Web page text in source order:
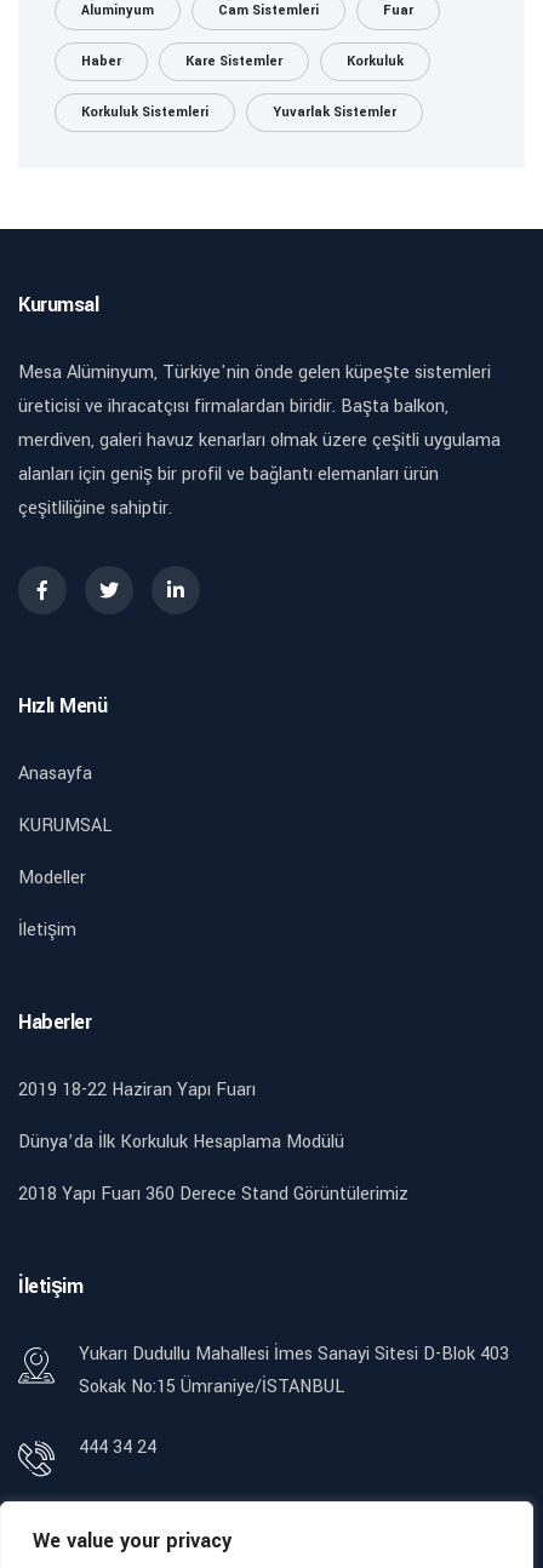
We value your privacy
Aluminyum Cam Sistemleri Fuar
Haber Kare Sistemler Korkuluk
Korkuluk Sistemleri Yuvarlak Sistemler
Kurumsal
Mesa Alüminyum, Türkiye'nin önde gelen küpeşte sistemleri
üreticisi ve ihracatçısı firmalardan biridir. Başta balkon,
merdiven, galeri havuz kenarları olmak üzere çeşitli uygulama
alanları için geniş bir profil ve bağlantı elemanları ürün
çeşitliliğine sahiptir.
Hızlı Menü
Anasayfa
KURUMSAL
Modeller
İletişim
Haberler
2019 18-22 Haziran Yapı Fuarı
Dünya’da İlk Korkuluk Hesaplama Modülü
2018 Yapı Fuarı 360 Derece Stand Görüntülerimiz
İletişim
Yukarı Dudullu Mahallesi İmes Sanayi Sitesi D-Blok 403
Sokak No:15 Ümraniye/İSTANBUL
444 34 24
info@mesapol.com